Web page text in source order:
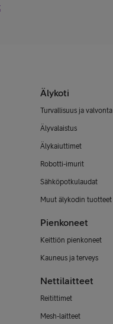
Älykoti
Turvallisuus ja valvonta
Älyvalaistus
Älykaiuttimet
Robotti-imurit
Sähköpotkulaudat
Muut älykodin tuotteet
Pienkoneet
Keittiön pienkoneet
Kauneus ja terveys
Nettilaitteet
Reitittimet
Mesh-laitteet